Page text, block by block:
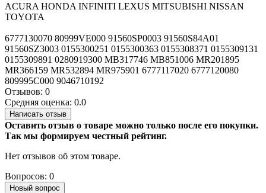
ACURA HONDA INFINITI LEXUS MITSUBISHI NISSAN
TOYOTA
6777130070 80999VE000 91560SP0003 91560S84A01
91560SZ3003 0155300251 0155300363 0155308371 0155309131
0155309891 0280919300 MB317746 MB851006 MR201895
MR366159 MR532894 MR975901 6777117020 6777120080
809995C000 9046710192
Отзывов: 0
Средняя оценка: 0.0
Написать отзыв
Оставить отзыв о товаре можно только после его покупки.
Так мы формируем честный рейтинг.
Нет отзывов об этом товаре.
Вопросов: 0
Новый вопрос